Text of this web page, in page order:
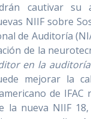
cautivar su
NIIF sobre
de Auditoría
de la
en la
mejorar la
de
la nueva NIIF